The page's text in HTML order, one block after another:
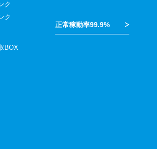
ク
ク
BOX
正常稼動率99.9%